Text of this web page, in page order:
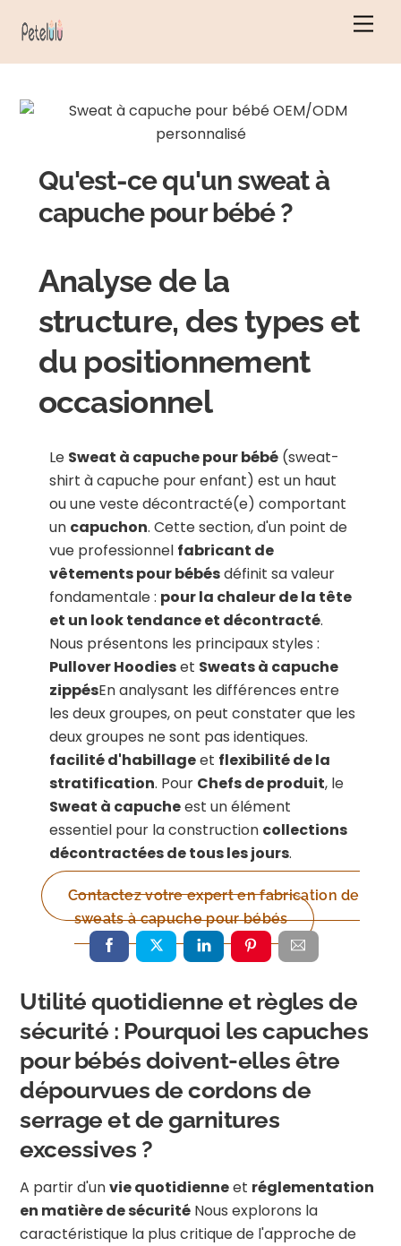
Qu'est-ce qu'un sweat à
capuche pour bébé ?
Analyse de la
structure, des types et
du positionnement
occasionnel
Le Sweat à capuche pour bébé (sweat-
shirt à capuche pour enfant) est un haut
ou une veste décontracté(e) comportant
un capuchon. Cette section, d'un point de
vue professionnel fabricant de
vêtements pour bébésdéfinit sa valeur
fondamentale : pour la chaleur de la tête
et un look tendance et décontracté.
Nous présentons les principaux styles :
Pullover Hoodieset Sweats à capuche
zippésEn analysant les différences entre
les deux groupes, on peut constater que les
deux groupes ne sont pas identiques.
facilité d'habillageet flexibilité de la
stratification. Pour Chefs de produit, le
Sweat à capucheest un élément
essentiel pour la construction collections
décontractées de tous les jours.
Contactez votre expert en fabrication de
sweats à capuche pour bébés
Utilité quotidienne et règles de
sécurité : Pourquoi les capuches
pour bébés doivent-elles être
dépourvues de cordons de
serrage et de garnitures
excessives ?
A partir d'unvie quotidienneet réglementation
en matière de sécurité Nous explorons la
caractéristique la plus critique de l'approche de